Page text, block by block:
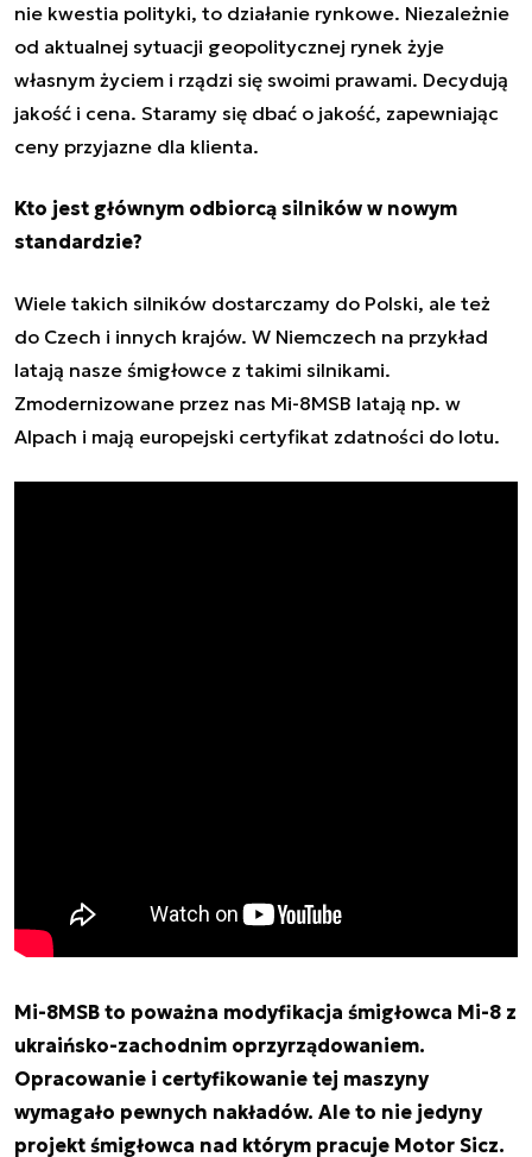
nie kwestia polityki, to działanie rynkowe. Niezależnie
od aktualnej sytuacji geopolitycznej rynek żyje
własnym życiem i rządzi się swoimi prawami. Decydują
jakość i cena. Staramy się dbać o jakość, zapewniając
ceny przyjazne dla klienta.
Kto jest głównym odbiorcą silników w nowym
standardzie?
Wiele takich silników dostarczamy do Polski, ale też
do Czech i innych krajów. W Niemczech na przykład
latają nasze śmigłowce z takimi silnikami.
Zmodernizowane przez nas Mi-8MSB latają np. w
Alpach i mają europejski certyfikat zdatności do lotu.
Mi-8MSB to poważna modyfikacja śmigłowca Mi-8 z
ukraińsko-zachodnim oprzyrządowaniem.
Opracowanie i certyfikowanie tej maszyny
wymagało pewnych nakładów. Ale to nie jedyny
projekt śmigłowca nad którym pracuje Motor Sicz.